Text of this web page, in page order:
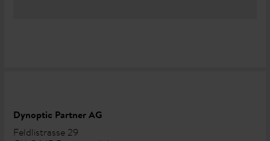
Dynoptic Partner AG
Feldlistrasse 29